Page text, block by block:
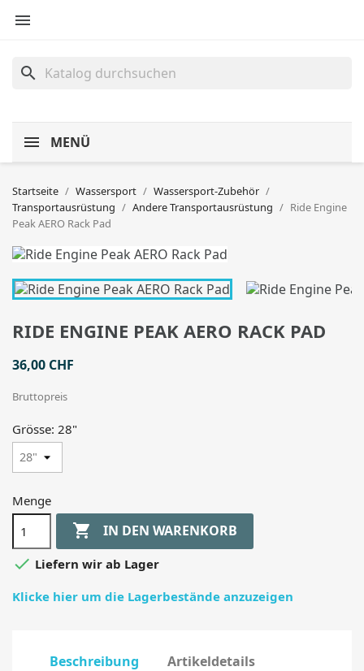

search
MENÜ
Startseite Wassersport
Wassersport-Zubehör
Transportausrüstung
Andere Transportausrüstung
Ride Engine
Peak AERO Rack Pad
RIDE ENGINE PEAK AERO RACK PAD
36,00 CHF
Bruttopreis
Grösse: 28"
Menge
 IN DEN WARENKORB
 Liefern wir ab Lager
Klicke hier um die Lagerbestände anzuzeigen
Beschreibung
Artikeldetails